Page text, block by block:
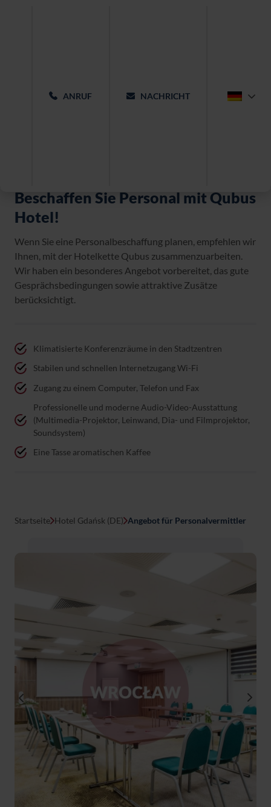
ANRUF NACHRICHT
Beschaffen Sie Personal mit Qubus
Hotel!
Wenn Sie eine Personalbeschaffung planen, empfehlen wir
Ihnen, mit der Hotelkette Qubus zusammenzuarbeiten.
Wir haben ein besonderes Angebot vorbereitet, das gute
Gesprächsbedingungen sowie attraktive Zusätze
berücksichtigt.
Klimatisierte Konferenzräume in den Stadtzentren
Stabilen und schnellen Internetzugang Wi-Fi
Zugang zu einem Computer, Telefon und Fax
Professionelle und moderne Audio-Video-Ausstattung
(Multimedia-Projektor, Leinwand, Dia- und Filmprojektor,
Soundsystem)
Eine Tasse aromatischen Kaffee
Startseite Hotel Gdańsk (DE) Angebot für Personalvermittler